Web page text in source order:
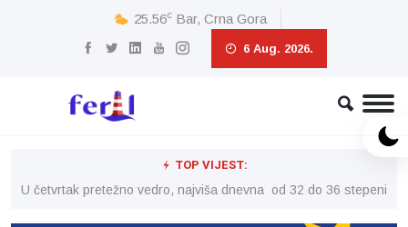
25.56c Bar, Crna Gora
6 Aug. 2026.
TOP VIJEST:
U četvrtak pretežno vedro, najviša dnevna od 32 do 36 stepeni